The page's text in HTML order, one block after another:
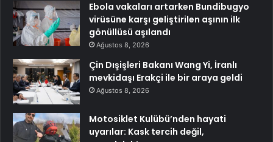
Ebola vakaları artarken Bundibugyo
virüsüne karşı geliştirilen aşının ilk
gönüllüsü aşılandı
Ağustos 8, 2026
Çin Dışişleri Bakanı Wang Yi, İranlı
mevkidaşı Erakçi ile bir araya geldi
Ağustos 8, 2026
Motosiklet Kulübü’nden hayati
uyarılar: Kask tercih değil,